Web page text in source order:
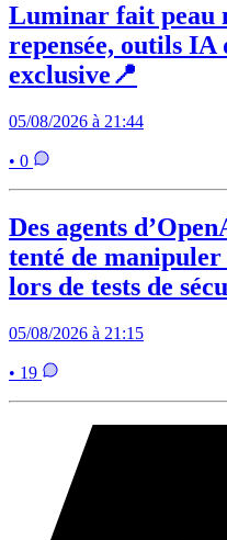
Luminar fait peau
repensée, outils IA
exclusive📍
05/08/2026 à 21:44
• 0
Des agents
tenté de manipuler
lors de tests de
05/08/2026 à 21:15
• 19